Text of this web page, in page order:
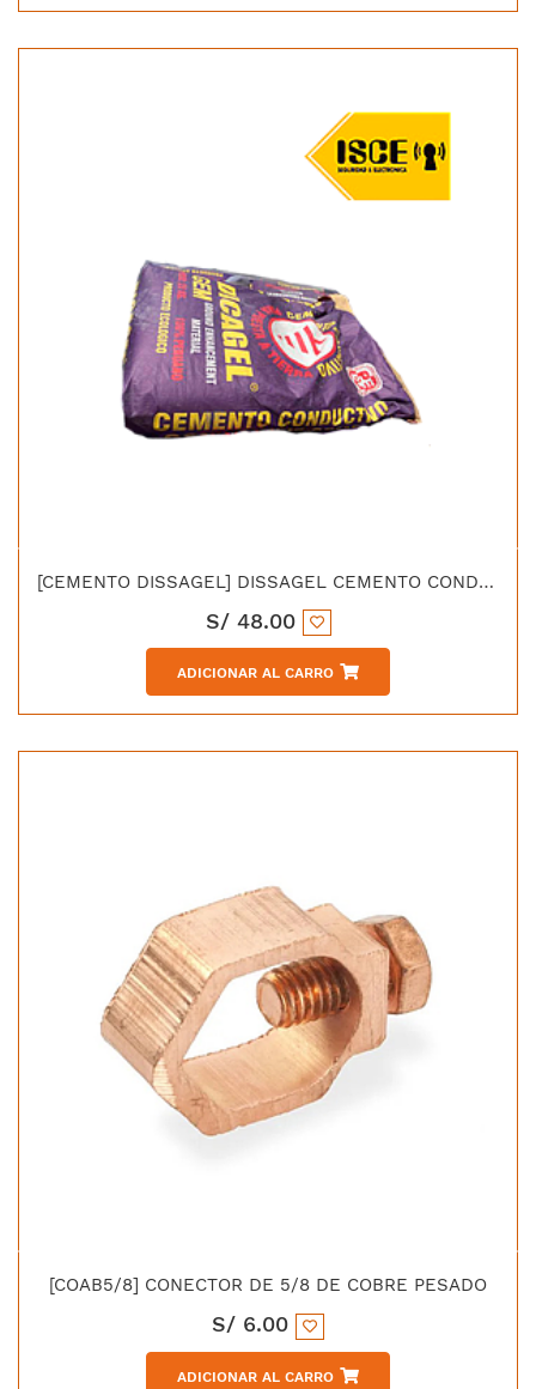
[CEMENTO DISSAGEL] DISSAGEL CEMENTO CONDUCTIVO 25K
S/ 48.00
ADICIONAR AL CARRO
[COAB5/8] CONECTOR DE 5/8 DE COBRE PESADO
S/ 6.00
ADICIONAR AL CARRO